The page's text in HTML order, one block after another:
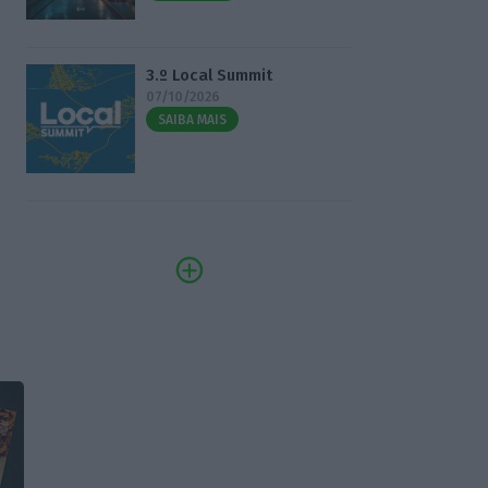
3.º Local Summit
07/10/2026
SAIBA MAIS